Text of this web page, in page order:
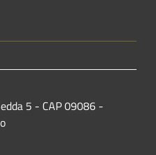
5 - CAP 09086 -